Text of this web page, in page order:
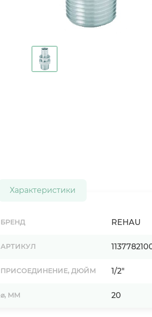
Характеристики
БРЕНД REHAU
АРТИКУЛ
ПРИСОЕДИНЕНИЕ, ДЮЙМ 1/2"
⌀, ММ 20